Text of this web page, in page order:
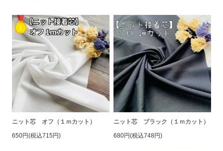
ニット芯 オフ（１ｍカット）
650円(税込715円)
ニット芯 ブラック（１ｍカット）
680円(税込748円)